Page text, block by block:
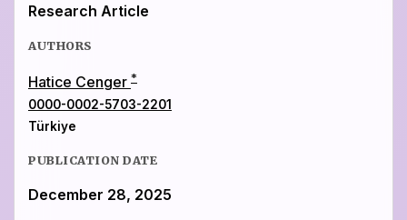
Research Article
AUTHORS
Hatice Cenger *
0000-0002-5703-2201
Türkiye
PUBLICATION DATE
December 28, 2025